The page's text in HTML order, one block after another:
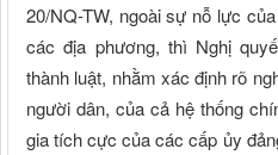
20/NQ-TW, ngoài sự nỗ lực
các địa phương, thì Nghị
thành luật, nhằm xác định rõ
người dân, của cả hệ thống
gia tích cực của các cấp ủy